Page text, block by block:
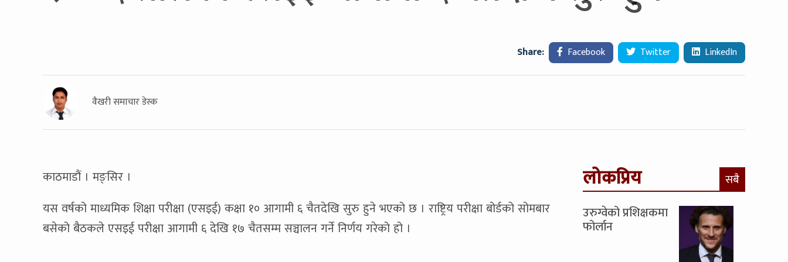
Share: Facebook Twitter LinkedIn
वैखरी समाचार डेस्क
काठमाडौं । मङ्सिर ।
यस वर्षको माध्यमिक शिक्षा परीक्षा (एसइई) कक्षा १० आगामी ६ चैतदेखि सुरु हुने भएको छ । राष्ट्रिय परीक्षा बोर्डको सोमबार
बसेको बैठकले एसइई परीक्षा आगामी ६ देखि १७ चैतसम्म सञ्चालन गर्ने निर्णय गरेको हो ।
लोकप्रिय सबै
उरुग्वेको प्रशिक्षकमा
फोर्लान